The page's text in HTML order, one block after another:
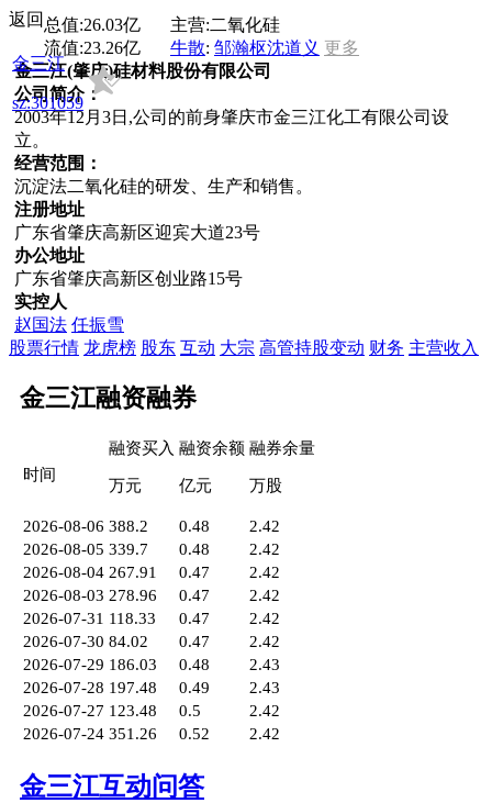
返回
金三江
sz:301059
总值:26.03亿 主营:二氧化硅
流值:23.26亿 牛散: 邹瀚枢沈道义 更多
金三江(肇庆)硅材料股份有限公司
公司简介：
2003年12月3日,公司的前身肇庆市金三江化工有限公司设
立。
经营范围：
沉淀法二氧化硅的研发、生产和销售。
注册地址
广东省肇庆高新区迎宾大道23号
办公地址
广东省肇庆高新区创业路15号
实控人
赵国法 任振雪
股票行情 龙虎榜 股东 互动 大宗 高管持股变动 财务 主营收入
金三江融资融券
时间
融资买入
万元
融资余额
亿元
融券余量
万股
2026-08-06 388.2 0.48
2.42
2026-08-05 339.7 0.48
2.42
2026-08-04 267.91 0.47
2.42
2026-08-03 278.96 0.47
2.42
2026-07-31 118.33 0.47
2.42
2026-07-30 84.02 0.47
2.42
2026-07-29 186.03 0.48
2.43
2026-07-28 197.48 0.49
2.43
2026-07-27 123.48 0.5
2.42
2026-07-24 351.26 0.52 2.42
金三江互动问答